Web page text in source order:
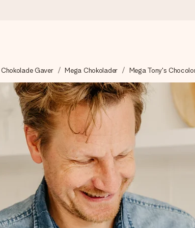
og sender den lynhurtigt – så du kan give den på
anmeldelser)
giver os 4,7 på Google Reviews.
trin – med hendes navn, et billede af dig eller en
Chokolade Gaver Mega Chokolader Mega Tony's